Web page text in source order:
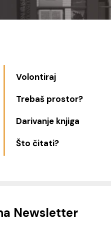
Volontiraj
Trebaš prostor?
Darivanje knjiga
Što čitati?
Newsletter